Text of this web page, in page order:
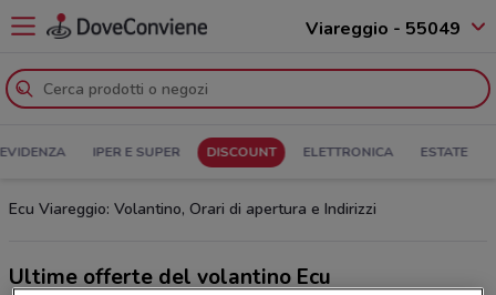
Viareggio - 55049
IPER E SUPER DISCOUNT ELETTRONICA ESTATE
Ecu Viareggio: Volantino, Orari di apertura e Indirizzi
Ultime offerte del volantino Ecu